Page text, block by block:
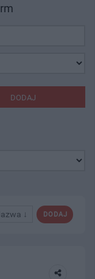
DODAJ
DODAJ
↓